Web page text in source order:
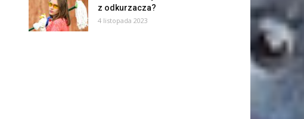
z odkurzacza?
4 listopada 2023